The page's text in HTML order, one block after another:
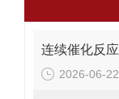
2026-06-22